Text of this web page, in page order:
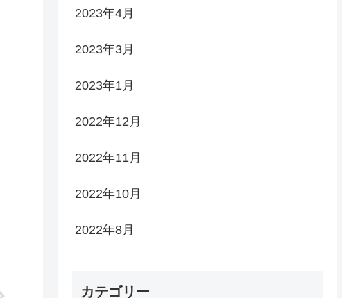
2023年4月
2023年3月
2023年1月
2022年12月
2022年11月
2022年10月
2022年8月
カテゴリー